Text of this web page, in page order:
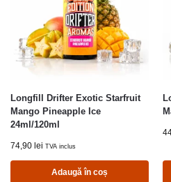
Longfill Drifter Exotic Starfruit
Mango Pineapple Ice
24ml/120ml
74,90 lei TVA inclus
Adaugă în coș